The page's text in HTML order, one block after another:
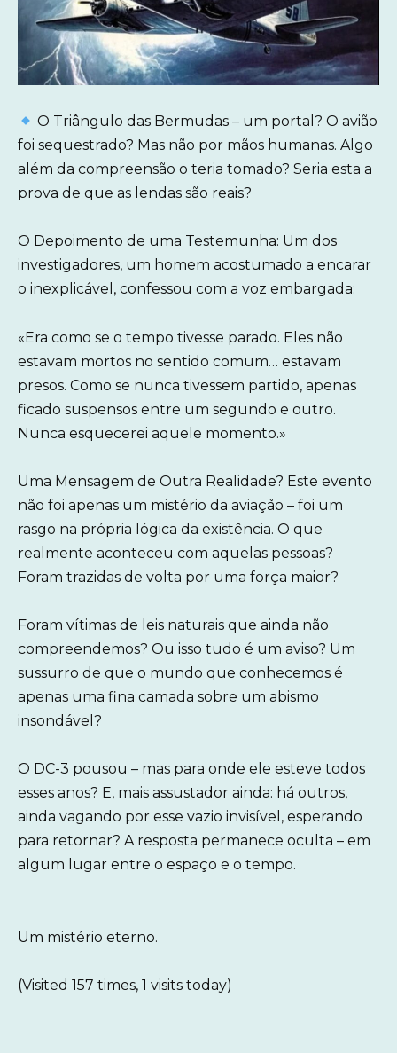
O Triângulo das Bermudas – um portal? O avião
foi sequestrado? Mas não por mãos humanas. Algo
além da compreensão o teria tomado? Seria esta a
prova de que as lendas são reais?
O Depoimento de uma Testemunha: Um dos
investigadores, um homem acostumado a encarar
o inexplicável, confessou com a voz embargada:
«Era como se o tempo tivesse parado. Eles não
estavam mortos no sentido comum… estavam
presos. Como se nunca tivessem partido, apenas
ficado suspensos entre um segundo e outro.
Nunca esquecerei aquele momento.»
Uma Mensagem de Outra Realidade? Este evento
não foi apenas um mistério da aviação – foi um
rasgo na própria lógica da existência. O que
realmente aconteceu com aquelas pessoas?
Foram trazidas de volta por uma força maior?
Foram vítimas de leis naturais que ainda não
compreendemos? Ou isso tudo é um aviso? Um
sussurro de que o mundo que conhecemos é
apenas uma fina camada sobre um abismo
insondável?
O DC-3 pousou – mas para onde ele esteve todos
esses anos? E, mais assustador ainda: há outros,
ainda vagando por esse vazio invisível, esperando
para retornar? A resposta permanece oculta – em
algum lugar entre o espaço e o tempo.
Um mistério eterno.
(Visited 157 times, 1 visits today)